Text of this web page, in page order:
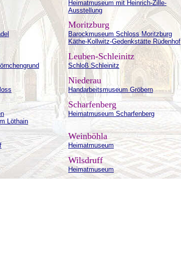
Heimatmuseum mit Heinrich-Zille-
Ausstellung
Moritzburg
Barockmuseum Schloss Moritzburg
Käthe-Kollwitz-Gedenkstätte Rüdenhof
Leuben-Schleinitz
Schloß Schleinitz
Niederau
Handarbeitsmuseum Gröbern
Löthain
Scharfenberg
Heimatmuseum Scharfenberg
Weinböhla
Heimatmuseum
Wilsdruff
Heimatmuseum